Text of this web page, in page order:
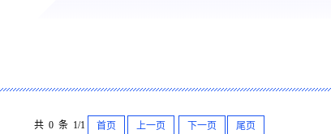
共 0 条 1/1 首页 上一页 下一页 尾页